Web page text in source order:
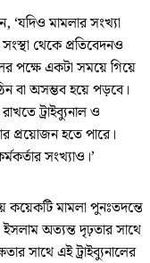
‘যদিও মামলার সংখ্যা
থেকে প্রতিবেদনও
পক্ষে একটা সময়ে গিয়ে
বা অসম্ভব হয়ে পড়বে।
ট্রাইব্যুনাল ও
প্রয়োজন হতে পারে।
সংখ্যাও।’
কয়েকটি মামলা পুনঃতদন্তে
অত্যন্ত দৃঢ়তার সাথে
সাথে এই ট্রাইব্যুনালের